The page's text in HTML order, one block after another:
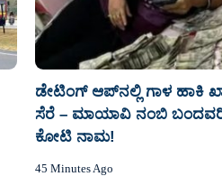
ಡೇಟಿಂಗ್ ಆಪ್‌ನಲ್ಲಿ ಗಾಳ ಹಾಕಿ
ಸೆರೆ – ಮಾಯಾವಿ ನಂಬಿ
ಕೋಟಿ ನಾಮ!
45 Minutes Ago